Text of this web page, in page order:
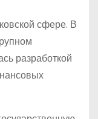
сфере. В
разработкой